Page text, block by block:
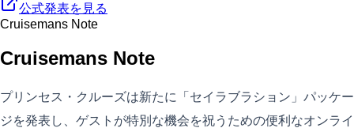
公式発表を見る
Cruisemans Note
Cruisemans Note
プリンセス・クルーズは新たに「セイラブラション」パッケー
ジを発表し、ゲストが特別な機会を祝うための便利なオンライ